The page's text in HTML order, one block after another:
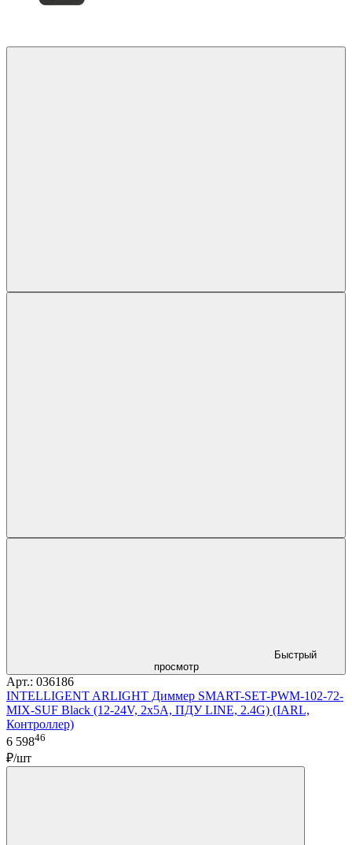
Быстрый
просмотр
Арт.: 036186
INTELLIGENT ARLIGHT Диммер SMART-SET-PWM-102-72-
MIX-SUF Black (12-24V, 2x5A, ПДУ LINE, 2.4G) (IARL,
Контроллер)
6 59846
₽/шт